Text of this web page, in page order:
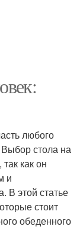
любого
Выбор стола на
как он
и
В этой статье
стоит
обеденного